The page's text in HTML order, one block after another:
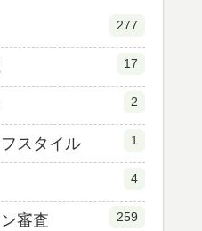
277
17
2
スタイル 1
4
審査 259